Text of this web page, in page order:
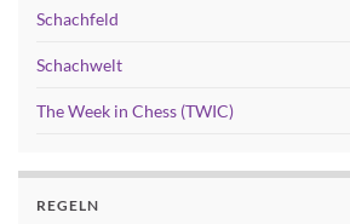
Schachfeld
Schachwelt
The Week in Chess (TWIC)
REGELN